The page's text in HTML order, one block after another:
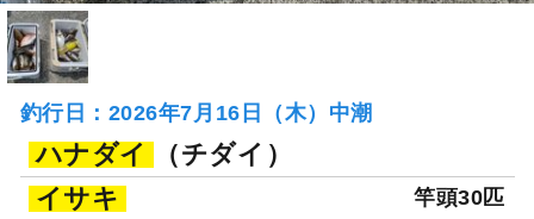
釣行日：2026年7月16日（木）中潮
ハナダイ
（チダイ）
イサキ
竿頭30匹